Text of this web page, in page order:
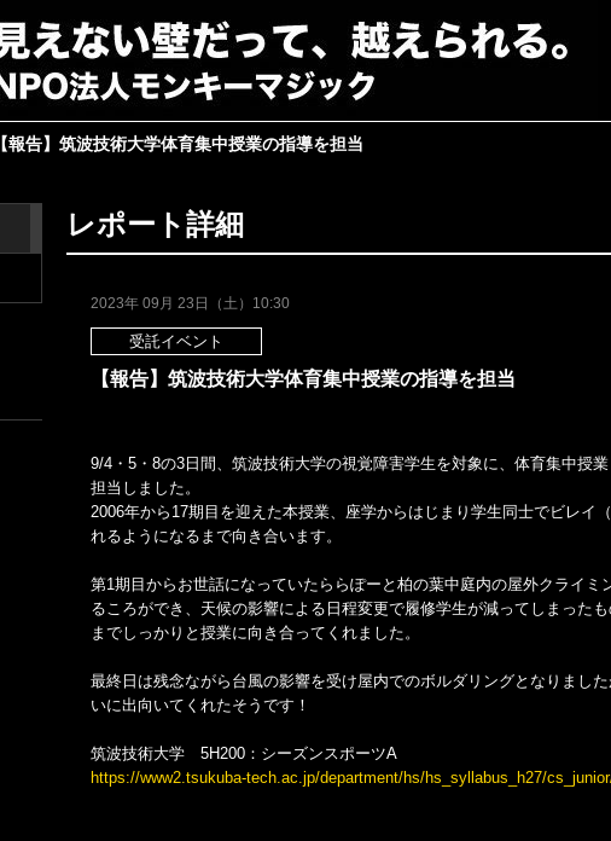
【報告】筑波技術大学体育集中授業の指導を担当
レポート詳細
2023年 09月 23日（土）10:30
受託イベント
【報告】筑波技術大学体育集中授業の指導を担当
9/4・5・8の3日間、筑波技術大学の視覚障害学生を対象に、体育集中授
担当しました。
2006年から17期目を迎えた本授業、座学からはじまり学生同士でビレイ
れるようになるまで向き合います。
第1期目からお世話になっていたららぽーと柏の葉中庭内の屋外クライ
るころができ、天候の影響による日程変更で履修学生が減ってしまった
までしっかりと授業に向き合ってくれました。
最終日は残念ながら台風の影響を受け屋内でのボルダリングとなりまし
いに出向いてくれたそうです！
筑波技術大学 5H200：シーズンスポーツA
https://www2.tsukuba-tech.ac.jp/department/hs/hs_syllabus_h27/